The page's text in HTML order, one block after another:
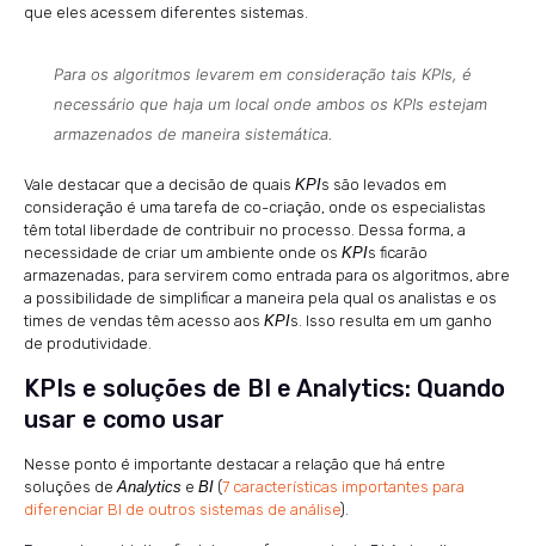
que eles acessem diferentes sistemas.
Para os algoritmos levarem em consideração tais KPIs, é
necessário que haja um local onde ambos os KPIs estejam
armazenados de maneira sistemática.
Vale destacar que a decisão de quais KPIs são levados em
consideração é uma tarefa de co-criação, onde os especialistas
têm total liberdade de contribuir no processo. Dessa forma, a
necessidade de criar um ambiente onde os KPIs ficarão
armazenadas, para servirem como entrada para os algoritmos, abre
a possibilidade de simplificar a maneira pela qual os analistas e os
times de vendas têm acesso aos KPIs. Isso resulta em um ganho
de produtividade.
KPIs e soluções de BI e Analytics: Quando
usar e como usar
Nesse ponto é importante destacar a relação que há entre
soluções de Analytics e BI (7 características importantes para
diferenciar BI de outros sistemas de análise).